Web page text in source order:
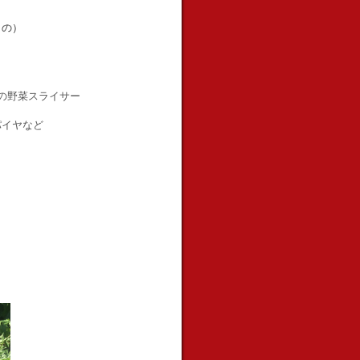
）
野菜スライサー
ヤなど